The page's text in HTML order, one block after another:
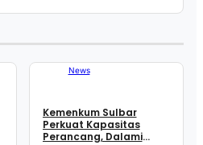
News
Kemenkum Sulbar
Perkuat Kapasitas
Perancang, Dalami